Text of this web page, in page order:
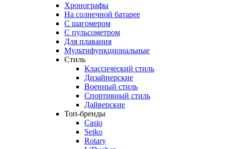
Хронографы
На солнечной батарее
С шагомером
С пульсометром
Для плавания
Мультифункциональные
Стиль
Классический стиль
Дизайнерские
Военный стиль
Спортивный стиль
Дайверские
Топ-бренды
Casio
Seiko
Rotary